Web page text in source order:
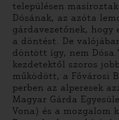
településen
Dósának, az azóta
gárdavezetőnek, hogy
a döntést. De
döntött így, nem
kezdetektől szoros
működött, a Fővárosi
perben az alperesek
Magyar Gárda
Vona) és a mozgalom